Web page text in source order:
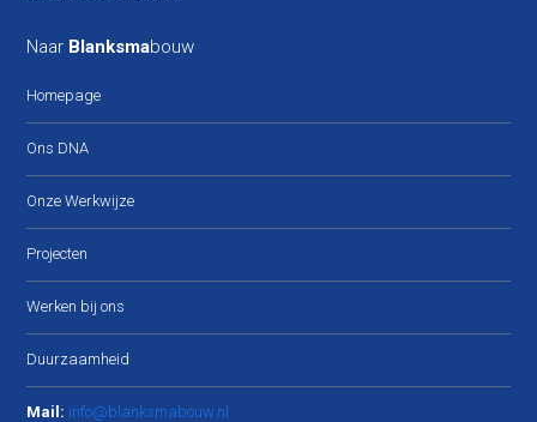
Naar Blanksmabouw
Homepage
Ons DNA
Onze Werkwijze
Projecten
Werken bij ons
Duurzaamheid
Mail: info@blanksmabouw.nl